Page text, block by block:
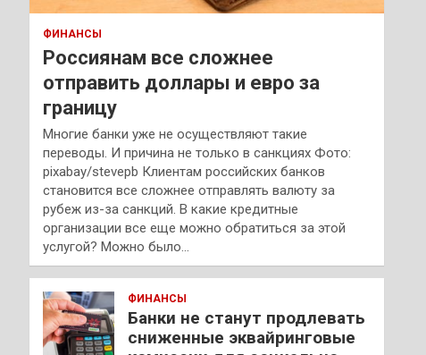
ФИНАНСЫ
Россиянам все сложнее
отправить доллары и евро за
границу
Многие банки уже не осуществляют такие
переводы. И причина не только в санкциях Фото:
pixabay/stevepb Клиентам российских банков
становится все сложнее отправлять валюту за
рубеж из-за санкций. В какие кредитные
организации все еще можно обратиться за этой
услугой? Можно было…
ФИНАНСЫ
Банки не станут продлевать
сниженные эквайринговые